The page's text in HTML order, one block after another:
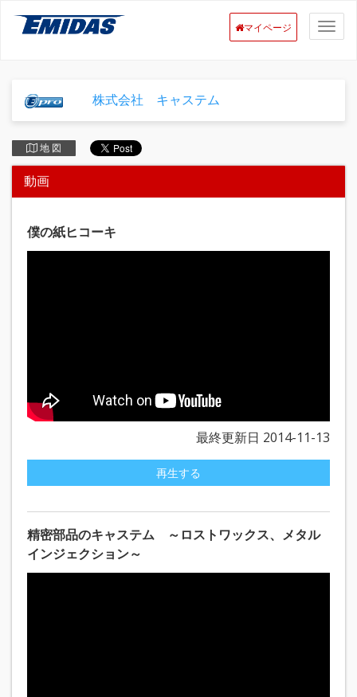
マイページ
株式会社 キャステム
地 図
動画
僕の紙ヒコーキ
最終更新日 2014-11-13
再生する
精密部品のキャステム ～ロストワックス、メタル
インジェクション～